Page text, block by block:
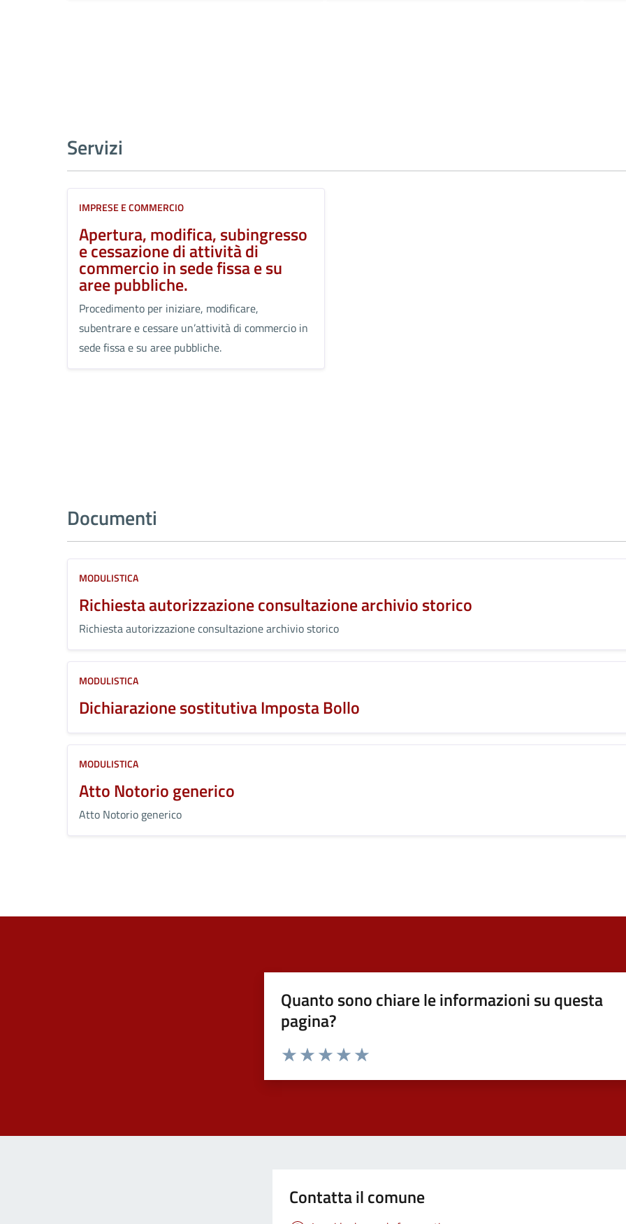
Servizi
IMPRESE E COMMERCIO
Apertura, modifica, subingresso
e cessazione di attività di
commercio in sede fissa e su
aree pubbliche.
Procedimento per iniziare, modificare,
subentrare e cessare un’attività di commercio in
sede fissa e su aree pubbliche.
Documenti
MODULISTICA
Richiesta autorizzazione consultazione archivio storico
Richiesta autorizzazione consultazione archivio storico
MODULISTICA
Dichiarazione sostitutiva Imposta Bollo
MODULISTICA
Atto Notorio generico
Atto Notorio generico
Quanto sono chiare le informazioni su questa
pagina?
Contatta il comune